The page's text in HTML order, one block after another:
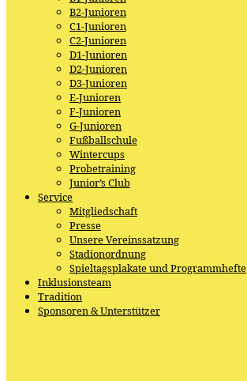
B2-Junioren
C1-Junioren
C2-Junioren
D1-Junioren
D2-Junioren
D3-Junioren
E-Junioren
F-Junioren
G-Junioren
Fußballschule
Wintercups
Probetraining
Junior’s Club
Service
Mitgliedschaft
Presse
Unsere Vereinssatzung
Stadionordnung
Spieltagsplakate und Programmhefte
Inklusionsteam
Tradition
Sponsoren & Unterstützer